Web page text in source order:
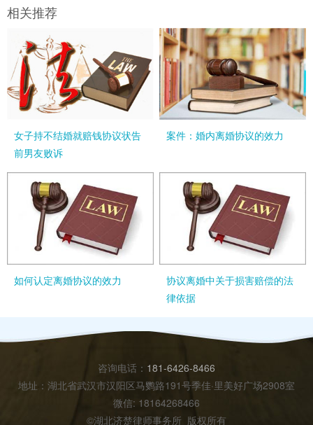
相关推荐
女子持不结婚就赔钱协议状告
前男友败诉
案件：婚内离婚协议的效力
如何认定离婚协议的效力
协议离婚中关于损害赔偿的法
律依据
咨询电话： 181-6426-8466
地址：湖北省武汉市汉阳区马鹦路191号季佳·里美好广场2908室
微信: 18164268466
©湖北济楚律师事务所 版权所有